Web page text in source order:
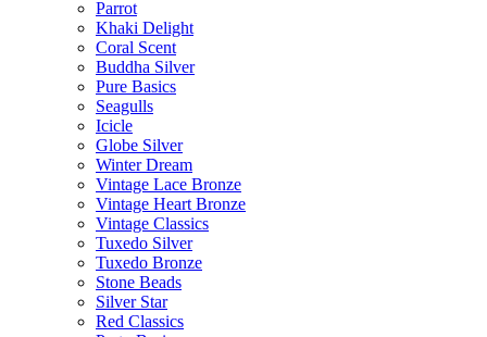
Parrot
Khaki Delight
Coral Scent
Buddha Silver
Pure Basics
Seagulls
Icicle
Globe Silver
Winter Dream
Vintage Lace Bronze
Vintage Heart Bronze
Vintage Classics
Tuxedo Silver
Tuxedo Bronze
Stone Beads
Silver Star
Red Classics